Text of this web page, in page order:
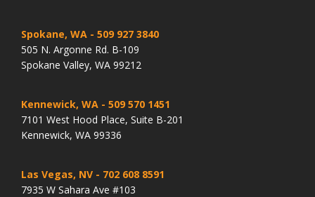
Spokane, WA - 509 927 3840
505 N. Argonne Rd. B-109
Spokane Valley, WA 99212
Kennewick, WA - 509 570 1451
7101 West Hood Place, Suite B-201
Kennewick, WA 99336
Las Vegas, NV - 702 608 8591
7935 W Sahara Ave #103